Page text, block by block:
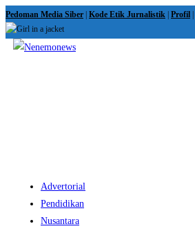
Skip
to
content
Pedoman Media Siber Kode Etik Jurnalistik Profil
Advertorial
Pendidikan
Nusantara